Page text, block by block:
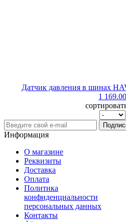
Датчик давления в шинах
1 169.00
Информация
О магазине
Реквизиты
Доставка
Оплата
Политика
конфиденциальности
персональных данных
Контакты